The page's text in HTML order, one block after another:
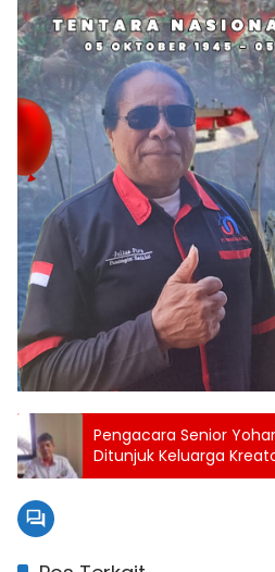
Pengacara Senior
Ditunjuk Keluarga
sebagai Kuasa Hukum